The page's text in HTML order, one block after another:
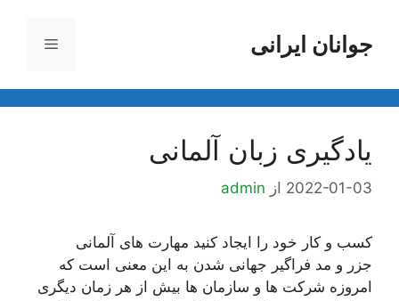
محتواجوانان ایرانی فهرست
یادگیری زبان آلمانی
2022-01-03 از admin
کسب و کار خود را ایجاد کنید مهارت های آلمانی
جزر و مد فراگیر جهانی شدن به این معنی است که
امروزه شرکت ها و سازمان ها بیش از هر زمان دیگری